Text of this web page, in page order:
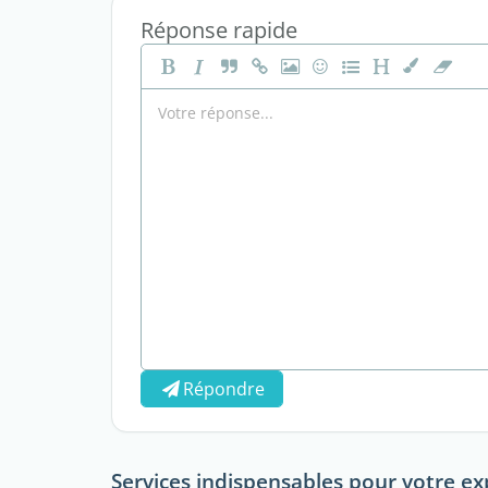
Réponse rapide
Répondre
Services indispensables pour votre